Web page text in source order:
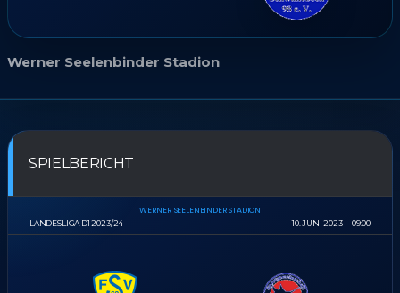
Werner Seelenbinder Stadion
SPIELBERICHT
LANDESLIGA D1 2023/24
WERNER SEELENBINDER STADION
10. JUNI 2023 09:00